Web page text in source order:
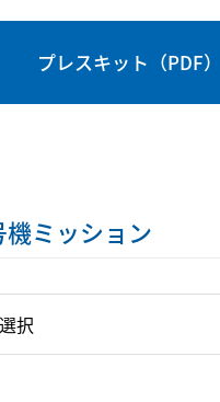
プレスキット（PDF）
機ミッション